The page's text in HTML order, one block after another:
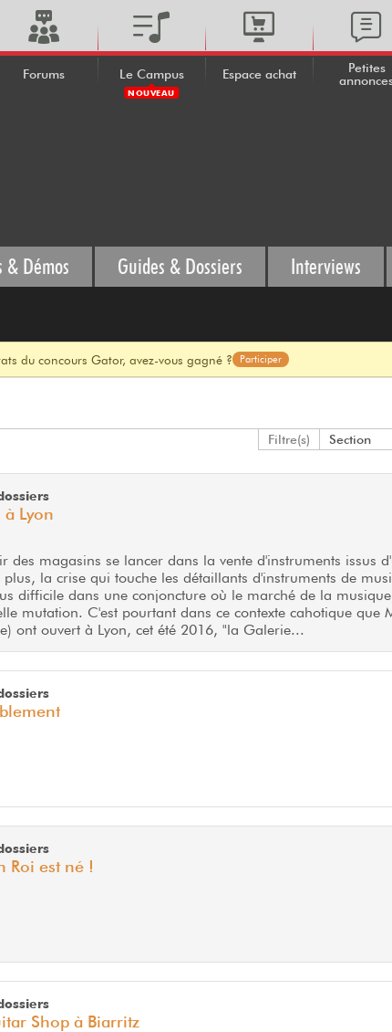
Forums Le Campus
NOUVEAU
Espace achat
Petites
& Démos Guides & Dossiers Interviews
du concours Gator, avez-vous gagné ? Participer
Filtre(s) Section
Lyon
des magasins se lancer dans la vente d'instruments issus
la crise qui touche les détaillants d'instruments de
difficile dans une conjoncture où le marché de la
mutation. C'est pourtant dans ce contexte cahotique que
ont ouvert à Lyon, cet été 2016, "la Galerie...
Roi est né !
Shop à Biarritz